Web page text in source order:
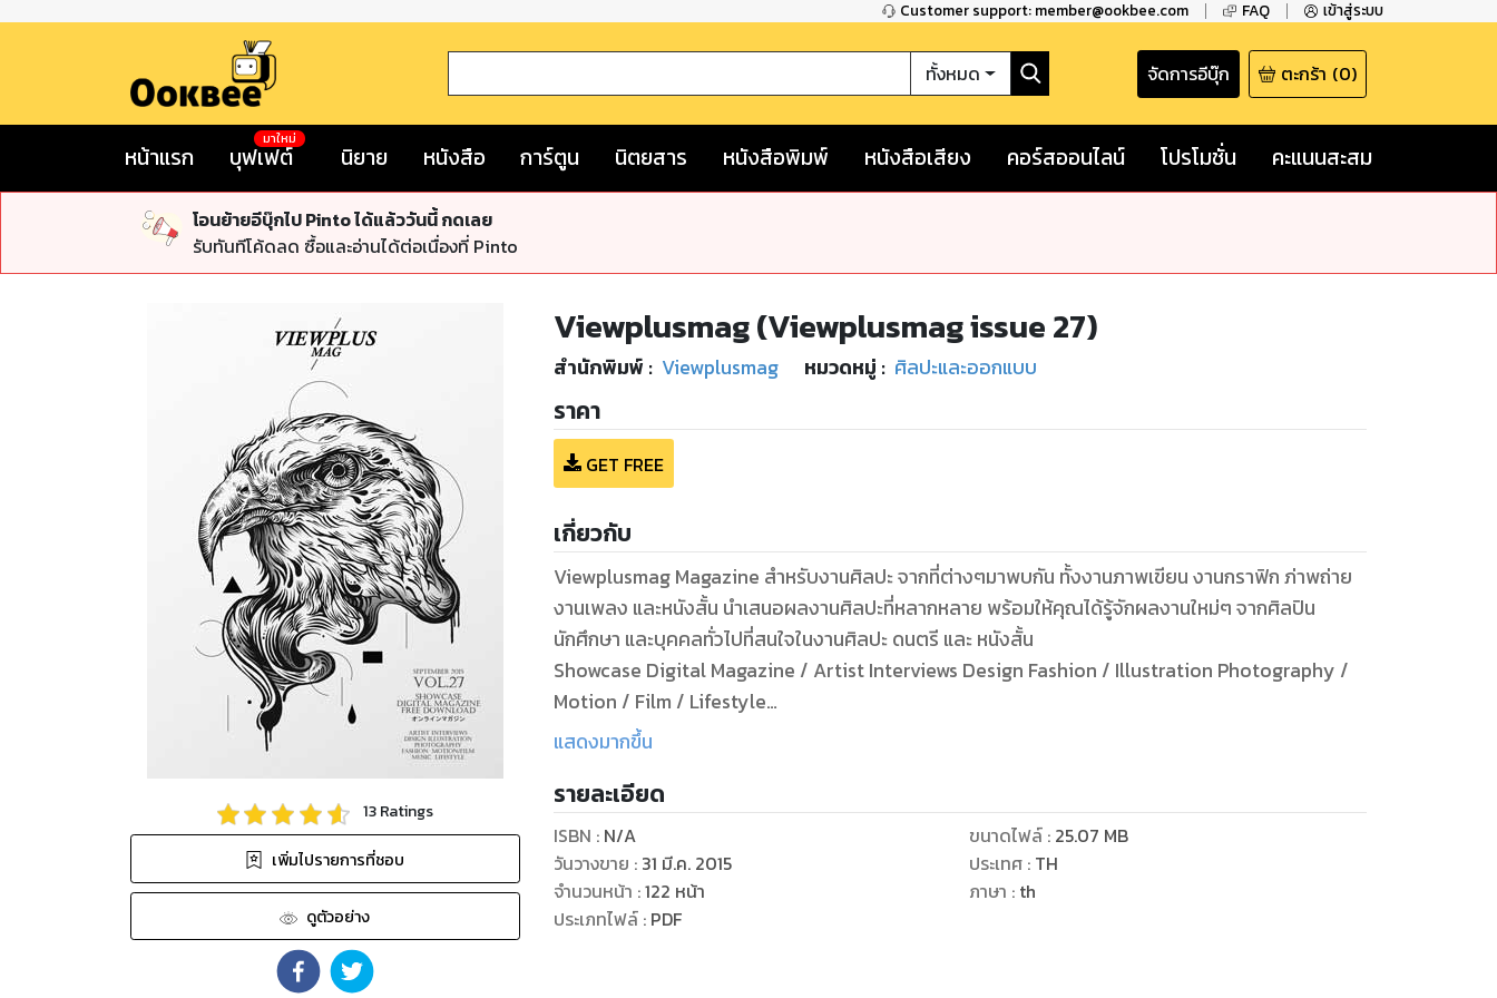
Customer support: member@ookbee.com FAQ เข้าสู่ระบบ
ทั้งหมด จัดการอีบุ๊ก ตะกร้า (0)
หน้าแรก บุฟเฟต์
มาใหม่
นิยาย หนังสือ การ์ตูน นิตยสาร หนังสือพิมพ์ หนังสือเสียง คอร์สออนไลน์ โปรโมชั่น คะแนนสะสม
โอนย้ายอีบุ๊กไป Pinto ได้แล้ววันนี้ กดเลย
รับทันทีโค้ดลด ซื้อและอ่านได้ต่อเนื่องที่ Pinto
13Ratings
เพิ่มไปรายการที่ชอบ
ดูตัวอย่าง
Viewplusmag (Viewplusmag issue 27)
สำนักพิมพ์ : Viewplusmag หมวดหมู่ : ศิลปะและออกแบบ
ราคา
GET FREE
เกี่ยวกับ
Viewplusmag Magazine สำหรับงานศิลปะ จากที่ต่างๆมาพบกัน ทั้งงานภาพเขียน งานกราฟิก ภ่าพถ่าย
งานเพลง และหนังสั้น นำเสนอผลงานศิลปะที่หลากหลาย พร้อมให้คุณได้รู้จักผลงานใหม่ๆ จากศิลปิน
นักศึกษา และบุคคลทั่วไปที่สนใจในงานศิลปะ ดนตรี และ หนังสั้น
Showcase Digital Magazine / Artist Interviews Design Fashion / Illustration Photography /
Motion / Film / Lifestyle
www.facebook.com/viewplusmag
แสดงมากขึ้น
รายละเอียด
ISBN : N/A
วันวางขาย : 31 มี.ค. 2015
จำนวนหน้า :122 หน้า
ประเภทไฟล์: PDF
ขนาดไฟล์: 25.07 MB
ประเทศ : TH
ภาษา : th